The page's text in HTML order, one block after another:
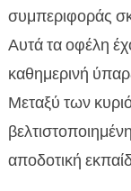
συμπεριφοράς
Αυτά τα οφέλη
καθημερινή
Μεταξύ των
αποδοτική